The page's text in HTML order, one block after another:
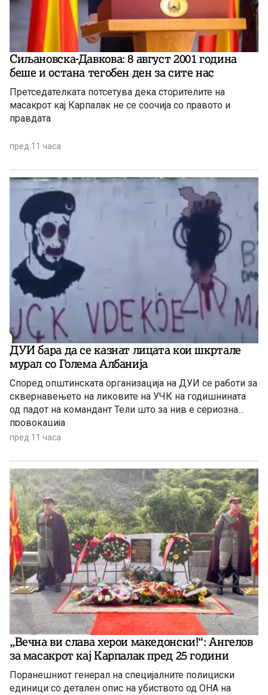
Сиљановска-Давкова: 8 август 2001 година
беше и остана тегобен ден за сите нас
Претседателката потсетува дека сторителите на
масакрот кај Карпалак не се соочија со правото и
правдата
пред 11 часа
ДУИ бара да се казнат лицата кои шкртале
мурал со Голема Албанија
Според општинската организација на ДУИ се работи за
сквернавењето на ликовите на УЧК на годишнината
од падот на командант Тели што за нив е сериозна
провокација
пред 11 часа
„Вечна ви слава херои македонски!“: Ангелов
за масакрот кај Карпалак пред 25 години
Поранешниот генерал на специјалните полициски
единици со детален опис на убиството од ОНА на